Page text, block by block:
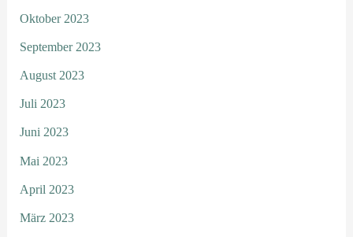
Oktober 2023
September 2023
August 2023
Juli 2023
Juni 2023
Mai 2023
April 2023
März 2023